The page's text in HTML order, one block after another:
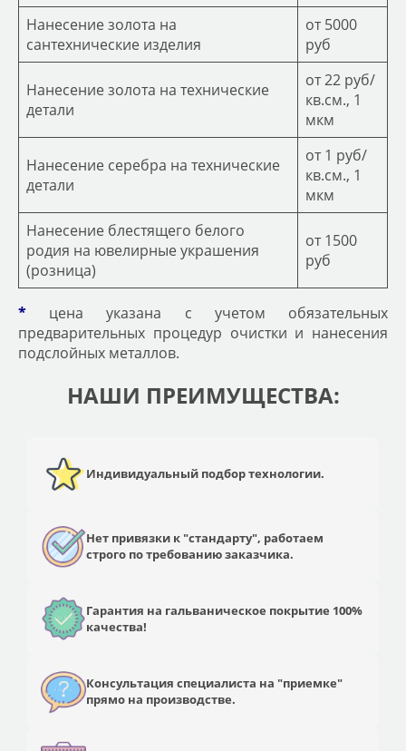
Нанесение золота на
сантехнические изделия
от 5000
руб
Нанесение золота на технические
детали
от 22 руб/
кв.см., 1
мкм
Нанесение серебра на технические
детали
от 1 руб/
кв.см., 1
мкм
Нанесение блестящего белого
родия на ювелирные украшения
(розница)
от 1500
руб
* цена указана с учетом обязательных
предварительных процедур очистки и нанесения
подслойных металлов.
НАШИ ПРЕИМУЩЕСТВА:
Индивидуальный подбор технологии.
Нет привязки к "стандарту", работаем
строго по требованию заказчика.
Гарантия на гальваническое покрытие 100%
качества!
Консультация специалиста на "приемке"
прямо на производстве.